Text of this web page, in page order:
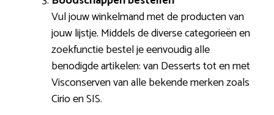
Vul jouw winkelmand met de producten van
jouw lijstje. Middels de diverse categorieën en
zoekfunctie bestel je eenvoudig alle
benodigde artikelen: van Desserts tot en met
Visconserven van alle bekende merken zoals
Cirio en SIS.